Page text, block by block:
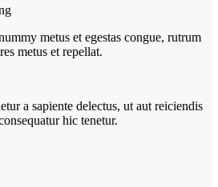
metus et egestas congue, rutrum
metus et repellat.
a sapiente delectus, ut aut reiciendis
hic tenetur.